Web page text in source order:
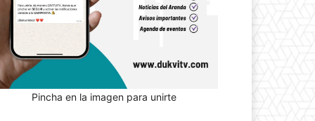
Pincha en la imagen para unirte